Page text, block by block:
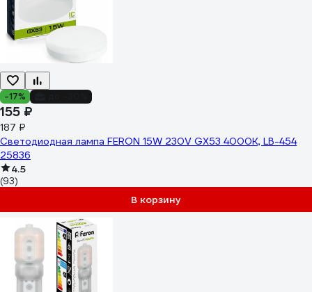
-17%
155 ₽
187 ₽
Светодиодная лампа FERON 15W 230V GX53 4000K, LB-454
25836
4.5
(93)
В корзину